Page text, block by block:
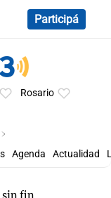
Participá
Rosario
Agenda Actualidad